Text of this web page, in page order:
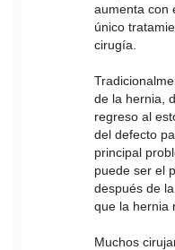
aumenta con
único
cirugía.
de la hernia,
regreso al
del defecto
principal
puede ser el
después de
que la hernia
Muchos